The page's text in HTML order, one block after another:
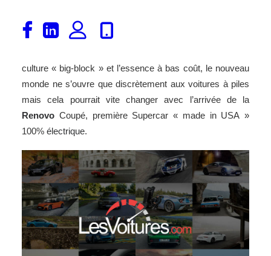
Les constructeurs automobiles américains sont plutôt
discrets dans le domaine des véhicules électriques. Avec
culture « big-block » et l’essence à bas coût, le nouveau
monde ne s’ouvre que discrètement aux voitures à piles
mais cela pourrait vite changer avec l’arrivée de la
Renovo Coupé, première Supercar « made in USA »
100% électrique.